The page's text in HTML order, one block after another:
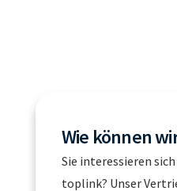
Wie können
Sie interessieren
toplink? Unser